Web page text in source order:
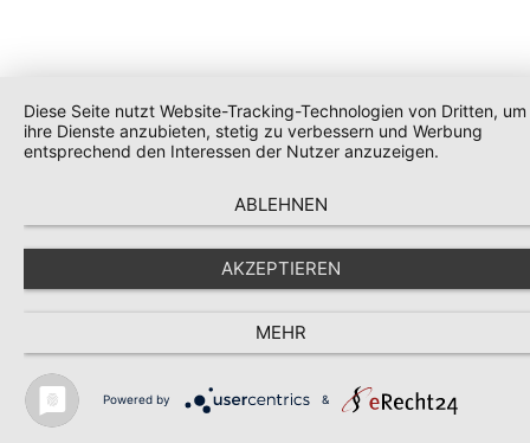
Diese Seite nutzt Website-Tracking-Technologien von Dritten, um
ihre Dienste anzubieten, stetig zu verbessern und Werbung
entsprechend den Interessen der Nutzer anzuzeigen.
ABLEHNEN
AKZEPTIEREN
MEHR
Powered by &